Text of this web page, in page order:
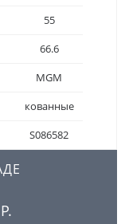
55
66.6
MGM
кованные
S086582
Р.